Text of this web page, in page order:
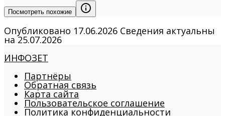
Посмотреть похожие
Опубликовано 17.06.2026 Сведения актуальны
на25.07.2026
ИНФОЗЕТ
Партнёры
Обратная связь
Карта сайта
Пользовательское соглашение
Политика конфиденциальности